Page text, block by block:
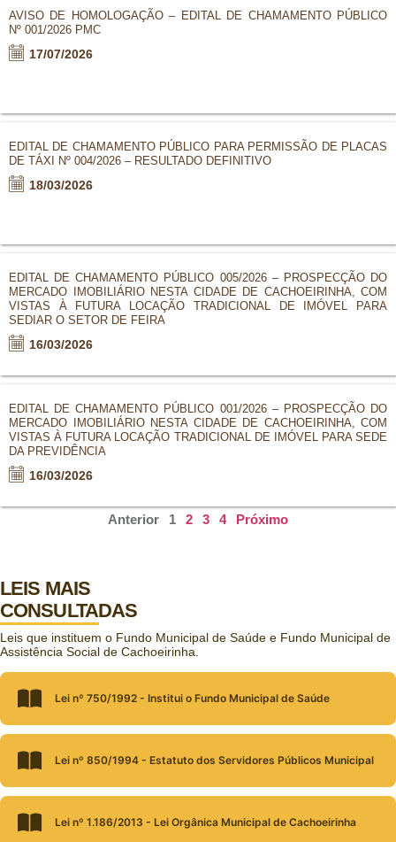
AVISO DE HOMOLOGAÇÃO – EDITAL DE CHAMAMENTO PÚBLICO
Nº 001/2026 PMC
17/07/2026
EDITAL DE CHAMAMENTO PÚBLICO PARA PERMISSÃO DE PLACAS
DE TÁXI Nº 004/2026 – RESULTADO DEFINITIVO
18/03/2026
EDITAL DE CHAMAMENTO PÚBLICO 005/2026 – PROSPECÇÃO DO
MERCADO IMOBILIÁRIO NESTA CIDADE DE CACHOEIRINHA, COM
VISTAS À FUTURA LOCAÇÃO TRADICIONAL DE IMÓVEL PARA
SEDIAR O SETOR DE FEIRA
16/03/2026
EDITAL DE CHAMAMENTO PÚBLICO 001/2026 – PROSPECÇÃO DO
MERCADO IMOBILIÁRIO NESTA CIDADE DE CACHOEIRINHA, COM
VISTAS À FUTURA LOCAÇÃO TRADICIONAL DE IMÓVEL PARA SEDE
DA PREVIDÊNCIA
16/03/2026
Anterior 1 2 3 4 Próximo
LEIS MAIS
CONSULTADAS
Leis que instituem o Fundo Municipal de Saúde e Fundo Municipal de
Assistência Social de Cachoeirinha.
Lei nº 750/1992 - Institui o Fundo Municipal de Saúde
Lei nº 850/1994 - Estatuto dos Servidores Públicos Municipal
Lei nº 1.186/2013 - Lei Orgânica Municipal de Cachoeirinha